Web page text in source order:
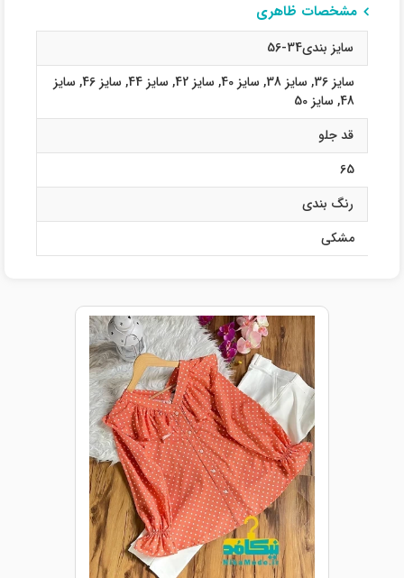
مشخصات ظاهری
سایز بندی34-56
سایز 36
, سایز 38 , سایز 40 , سایز 42 , سایز 44 , سایز 46 , سایز
48
, سایز 50
قد جلو
65
رنگ بندی
مشکی